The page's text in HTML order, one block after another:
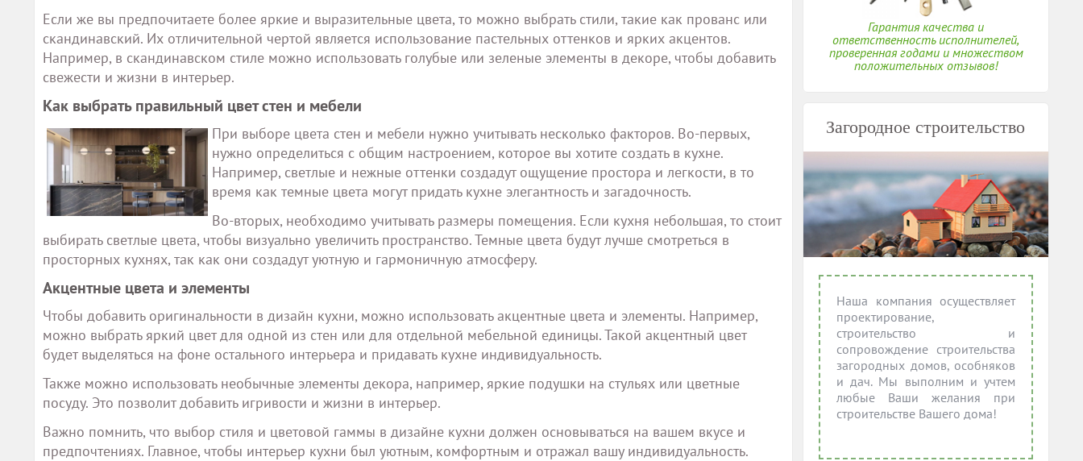
Если же вы предпочитаете более яркие и выразительные цвета, то можно выбрать стили, такие как прованс или
скандинавский. Их отличительной чертой является использование пастельных оттенков и ярких акцентов.
Например, в скандинавском стиле можно использовать голубые или зеленые элементы в декоре, чтобы добавить
свежести и жизни в интерьер.
Как выбрать правильный цвет стен и мебели
При выборе цвета стен и мебели нужно учитывать несколько факторов. Во-первых,
нужно определиться с общим настроением, которое вы хотите создать в кухне.
Например, светлые и нежные оттенки создадут ощущение простора и легкости, в то
время как темные цвета могут придать кухне элегантность и загадочность.
Во-вторых, необходимо учитывать размеры помещения. Если кухня небольшая, то стоит
выбирать светлые цвета, чтобы визуально увеличить пространство. Темные цвета будут лучше смотреться в
просторных кухнях, так как они создадут уютную и гармоничную атмосферу.
Акцентные цвета и элементы
Чтобы добавить оригинальности в дизайн кухни, можно использовать акцентные цвета и элементы. Например,
можно выбрать яркий цвет для одной из стен или для отдельной мебельной единицы. Такой акцентный цвет
будет выделяться на фоне остального интерьера и придавать кухне индивидуальность.
Также можно использовать необычные элементы декора, например, яркие подушки на стульях или цветные
посуду. Это позволит добавить игривости и жизни в интерьер.
Важно помнить, что выбор стиля и цветовой гаммы в дизайне кухни должен основываться на вашем вкусе и
предпочтениях. Главное, чтобы интерьер кухни был уютным, комфортным и отражал вашу индивидуальность.
Гарантия качества и
ответственность исполнителей,
проверенная годами и множеством
положительных отзывов!
Загородное строительство
Наша компания осуществляет
проектирование,
строительство и
сопровождение строительства
загородных домов, особняков
и дач. Мы выполним и учтем
любые Ваши желания при
строительстве Вашего дома!